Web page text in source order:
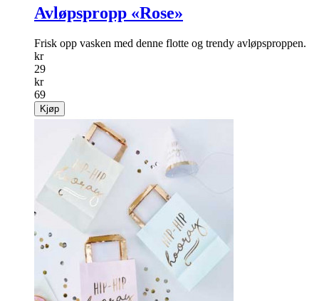
Avløpspropp «Rose»
Frisk opp vasken med denne flotte og trendy avløpsproppen.
kr
29
kr
69
Kjøp